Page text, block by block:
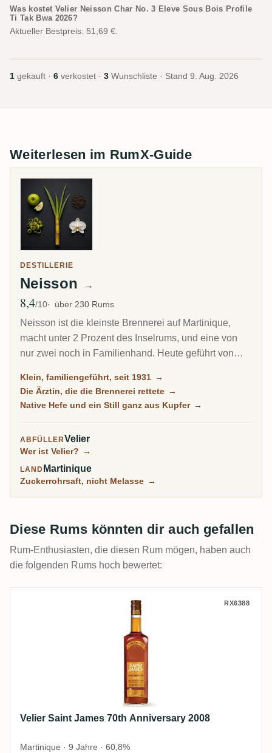
Was kostet Velier Neisson Char No. 3 Eleve Sous Bois Profile
Ti Tak Bwa 2026?
Aktueller Bestpreis: 51,69 €.
1 gekauft · 6 verkostet · 3 Wunschliste · Stand 9. Aug. 2026
Weiterlesen im RumX-Guide
DESTILLERIE
Neisson →
Ø Bewertung
8,4/10 über 230 Rums
Neisson ist die kleinste Brennerei auf Martinique,
macht unter 2 Prozent des Inselrums, und eine von
nur zwei noch in Familienhand. Heute geführt von
destilliert sie auf einem ganz aus Kupfer gefertigten
Savalle-Still von 1952, fermentiert mit eigener nativer
gereiften Abfüllungen unter dem allerbesten Agricole
Klein, familiengeführt, seit 1931 →
Die Ärztin, die die Brennerei rettete →
Native Hefe und ein Still ganz aus Kupfer →
ABFÜLLERVelier
Wer ist Velier? →
LAND Martinique
Zuckerrohrsaft, nicht Melasse →
Diese Rums könnten dir auch gefallen
Rum-Enthusiasten, die diesen Rum mögen, haben auch
die folgenden Rums hoch bewertet:
Velier Saint James 70th Anniversary 2008
RX6388
Velier Saint James 70th Anniversary 2008
Martinique · 9 Jahre · 60,8%